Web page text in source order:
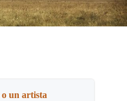
un artista